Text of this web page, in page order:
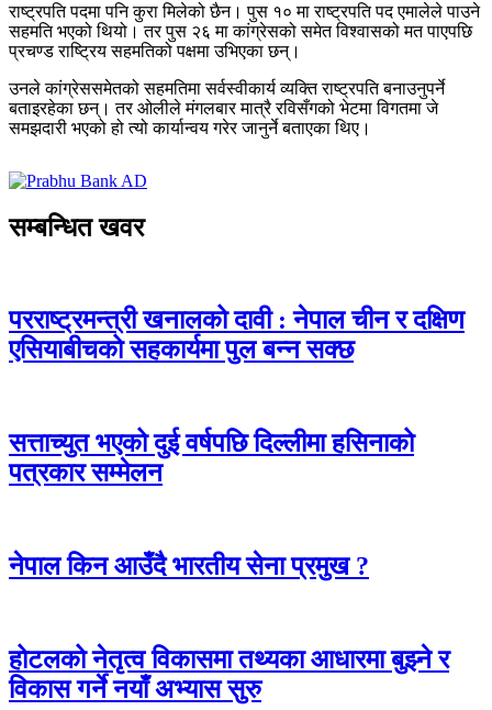
राष्ट्रपति पदमा पनि कुरा मिलेको छैन। पुस १० मा राष्ट्रपति पद एमालेले पाउने
सहमति भएको थियो। तर पुस २६ मा कांग्रेसको समेत विश्वासको मत पाएपछि
प्रचण्ड राष्ट्रिय सहमतिको पक्षमा उभिएका छन्।
उनले कांग्रेससमेतको सहमतिमा सर्वस्वीकार्य व्यक्ति राष्ट्रपति बनाउनुपर्ने
बताइरहेका छन्। तर ओलीले मंगलबार मात्रै रविसँगको भेटमा विगतमा जे
समझदारी भएको हो त्यो कार्यान्वय गरेर जानुर्ने बताएका थिए।
सम्बन्धित खवर
परराष्ट्रमन्त्री खनालको दावी : नेपाल चीन र दक्षिण
एसियाबीचको सहकार्यमा पुल बन्न सक्छ
सत्ताच्युत भएको दुई वर्षपछि दिल्लीमा हसिनाको
पत्रकार सम्मेलन
नेपाल किन आउँदै भारतीय सेना प्रमुख ?
होटलको नेतृत्व विकासमा तथ्यका आधारमा बुझ्ने र
विकास गर्ने नयाँ अभ्यास सुरु